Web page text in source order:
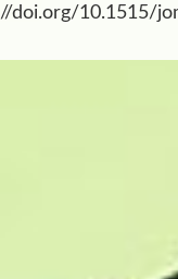
doi.org/10.1515/